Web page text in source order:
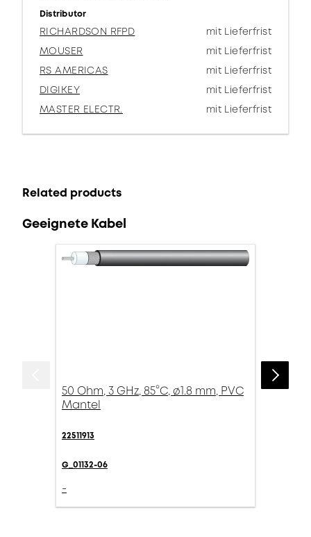
Distributor
RICHARDSON RFPD
mit Lieferfrist
MOUSER
mit Lieferfrist
RS AMERICAS
mit Lieferfrist
DIGIKEY
mit Lieferfrist
MASTER ELECTR.
mit Lieferfrist
Related products
Geeignete Kabel
50 Ohm, 3 GHz, 85°C, ø1.8 mm, PVC
Mantel
22511913
G_01132-06
-